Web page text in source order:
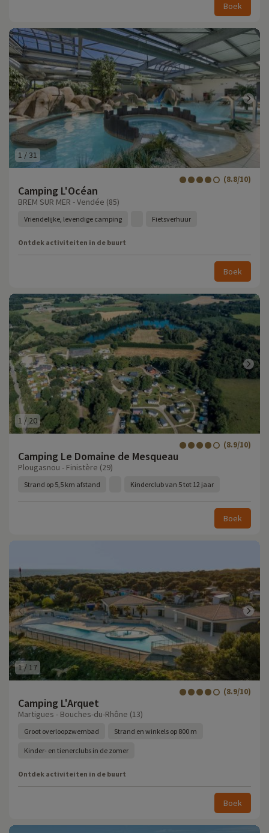
Boek
1 /31
Camping L'Océan
(8.8/10)
BREM SUR MER - Vendée (85)
Vriendelijke, levendige camping Fietsverhuur
Ontdek activiteiten in de buurt
Boek
1 / 20
Camping Le Domaine de Mesqueau
(8.9/10)
Plougasnou - Finistère (29)
Strand op 5,5 km afstand Kinderclub van 5 tot 12 jaar
Boek
1/ 17
Camping L'Arquet
(8.9/10)
Martigues - Bouches-du-Rhône (13)
Groot overloopzwembad Strand en winkels op 800 m
Kinder- en tienerclubs in de zomer
Ontdek activiteiten in de buurt
Boek